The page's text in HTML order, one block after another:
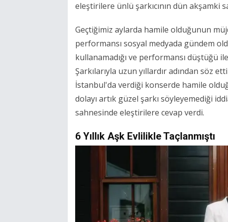
eleştirilere ünlü şarkıcının dün akşamki
Geçtiğimiz aylarda hamile olduğunun
performansı sosyal medyada gündem
kullanamadığı ve performansı düştüğü
Şarkılarıyla uzun yıllardır adından söz
İstanbul'da verdiği konserde hamile
dolayı artık güzel şarkı söyleyemediği
sahnesinde eleştirilere cevap verdi.
6 Yıllık Aşk Evlilikle Taçlanmıştı